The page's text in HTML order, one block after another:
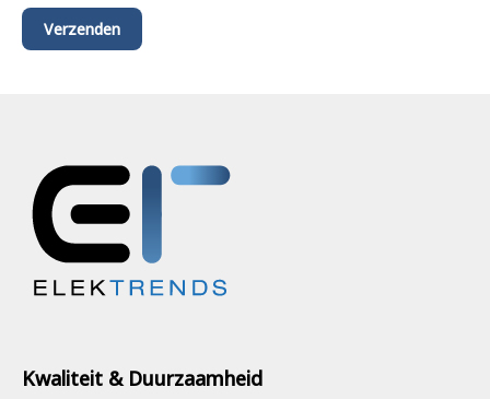
Kwaliteit & Duurzaamheid